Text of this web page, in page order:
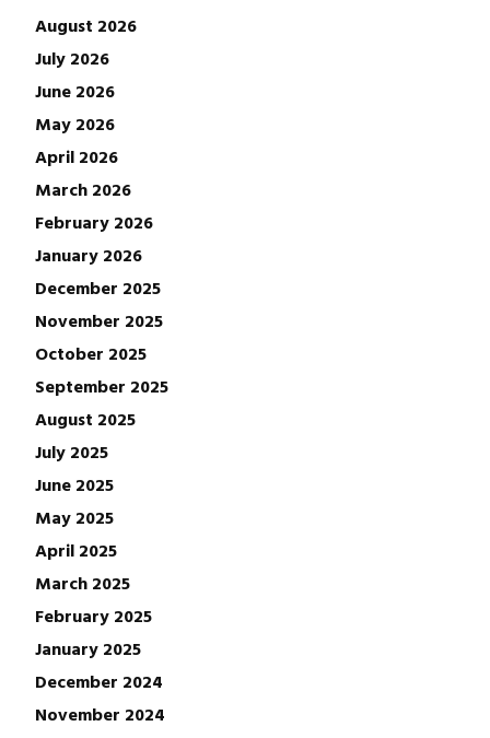
August 2026
July 2026
June 2026
May 2026
April 2026
March 2026
February 2026
January 2026
December 2025
November 2025
October 2025
September 2025
August 2025
July 2025
June 2025
May 2025
April 2025
March 2025
February 2025
January 2025
December 2024
November 2024